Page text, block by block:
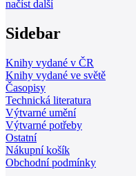
načíst další
Sidebar
Knihy vydané v ČR
Knihy vydané ve světě
Časopisy
Technická literatura
Výtvarné umění
Výtvarné potřeby
Ostatní
Nákupní košík
Obchodní podmínky